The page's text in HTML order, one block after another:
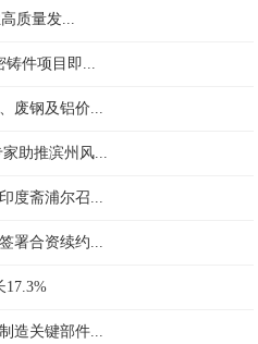
质量发...
铸件项目即...
废钢及铝价...
助推滨州风...
度斋浦尔召...
署合资续约...
17.3%
造关键部件...